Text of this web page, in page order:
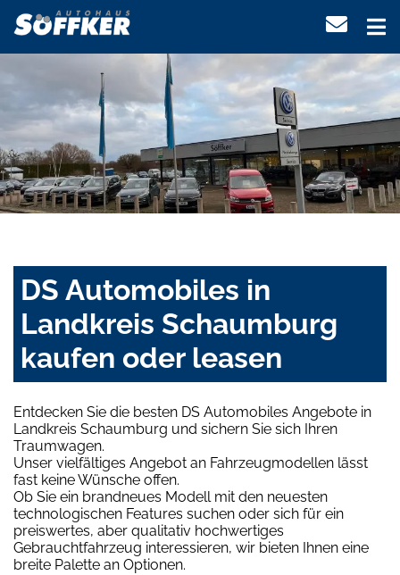
DS Automobiles in
Landkreis Schaumburg
kaufen oder leasen
Entdecken Sie die besten DS Automobiles Angebote in
Landkreis Schaumburg und sichern Sie sich Ihren
Traumwagen.
Unser vielfältiges Angebot an Fahrzeugmodellen lässt
fast keine Wünsche offen.
Ob Sie ein brandneues Modell mit den neuesten
technologischen Features suchen oder sich für ein
preiswertes, aber qualitativ hochwertiges
Gebrauchtfahrzeug interessieren, wir bieten Ihnen eine
breite Palette an Optionen.